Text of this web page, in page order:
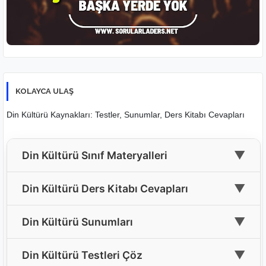
KOLAYCA ULAŞ
Din Kültürü Kaynakları: Testler, Sunumlar, Ders Kitabı Cevapları
Din Kültürü Sınıf Materyalleri ▼
🎓 4. Sınıf Din Kültürü Materyalleri
🎓 5. Sınıf Din Kültürü Materyalleri
🎓 7. Sınıf Din Kültürü Materyalleri
Din Kültürü Ders Kitabı Cevapları ▼
📘 4. Sınıf Din Kültürü Ders Kitabı Cevapları
📘 5. Sınıf Din Kültürü Ders Kitabı Cevapları(Yeni)
6. Sınıf Din Kültürü Ders Kitabı Cevapları(Yeni)
Din Kültürü Sunumları ▼
🖥️ Tüm Sınıflar İçin Din Kültürü Sunumları
Din Kültürü Testleri Çöz ▼